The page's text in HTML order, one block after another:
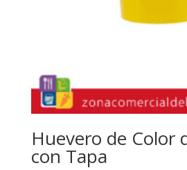
Huevero de Color
con Tapa